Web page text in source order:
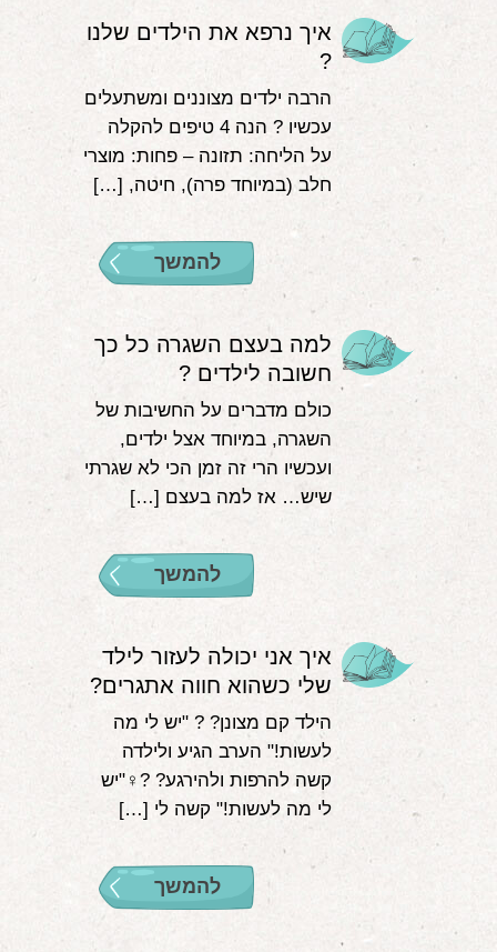
איך נרפא את הילדים שלנו
?
הרבה ילדים מצוננים ומשתעלים
עכשיו ? הנה 4 טיפים להקלה
על הליחה: תזונה – פחות: מוצרי
חלב (במיוחד פרה), חיטה, […]
להמשך
למה בעצם השגרה כל כך
חשובה לילדים ?
כולם מדברים על החשיבות של
השגרה, במיוחד אצל ילדים,
ועכשיו הרי זה זמן הכי לא שגרתי
שיש… אז למה בעצם […]
להמשך
איך אני יכולה לעזור לילד
שלי כשהוא חווה אתגרים?
הילד קם מצונן? ? "יש לי מה
לעשות!" הערב הגיע ולילדה
קשה להרפות ולהירגע? ?‍♀️"יש
לי מה לעשות!" קשה לי […]
להמשך